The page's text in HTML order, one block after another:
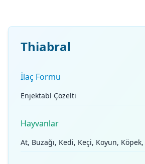
Thiabral
İlaç Formu
Enjektabl Çözelti
Hayvanlar
At, Buzağı, Kedi, Keçi, Koyun, Köpek,